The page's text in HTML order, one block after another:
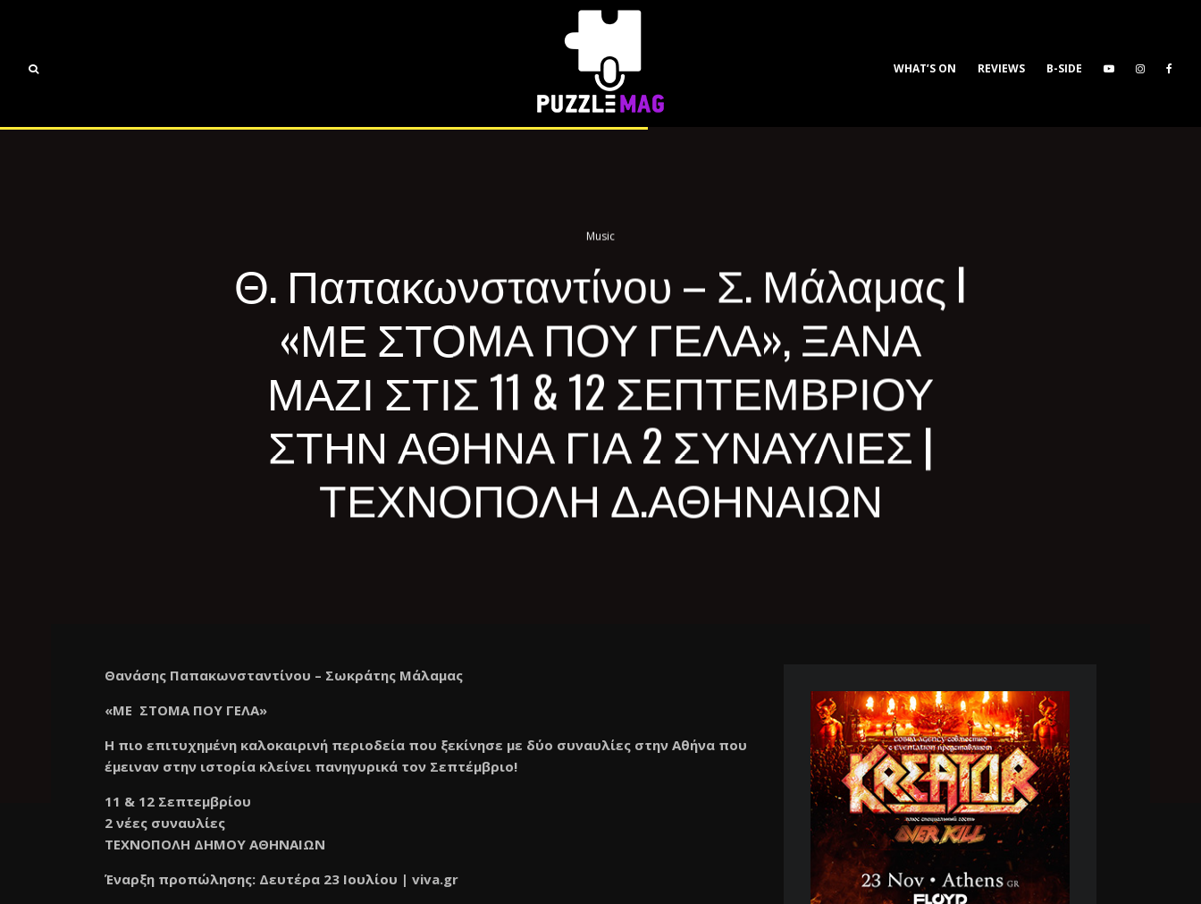
B-SIDE
REVIEWS
WHAT’S ON
Music
Θ. Παπακωνσταντίνου – Σ. Μάλαμας I
«ΜΕ ΣΤΟΜΑ ΠΟΥ ΓΕΛΑ», ΞΑΝΑ
ΜΑΖΙ ΣΤΙΣ 11 & 12 ΣΕΠΤΕΜΒΡΙΟΥ
ΣΤΗΝ ΑΘΗΝΑ ΓΙΑ 2 ΣΥΝΑΥΛΙΕΣ |
ΤΕΧΝΟΠΟΛΗ Δ.ΑΘΗΝΑΙΩΝ
Θανάσης Παπακωνσταντίνου – Σωκράτης Μάλαμας
«ΜΕ ΣΤΟΜΑ ΠΟΥ ΓΕΛΑ»
Η πιο επιτυχημένη καλοκαιρινή περιοδεία που ξεκίνησε με δύο συναυλίες στην Αθήνα που
έμειναν στην ιστορία κλείνει πανηγυρικά τον Σεπτέμβριο!
11 & 12 Σεπτεμβρίου
2 νέες συναυλίες
ΤΕΧΝΟΠΟΛΗ ΔΗΜΟΥ ΑΘΗΝΑΙΩΝ
Έναρξη προπώλησης: Δευτέρα 23 Ιουλίου | viva.gr